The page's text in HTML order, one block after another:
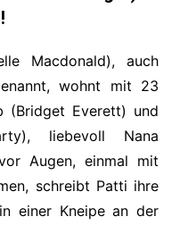
Macdonald), auch
wohnt mit 23
(Bridget Everett) und
liebevoll Nana
Augen, einmal mit
schreibt Patti ihre
einer Kneipe an der